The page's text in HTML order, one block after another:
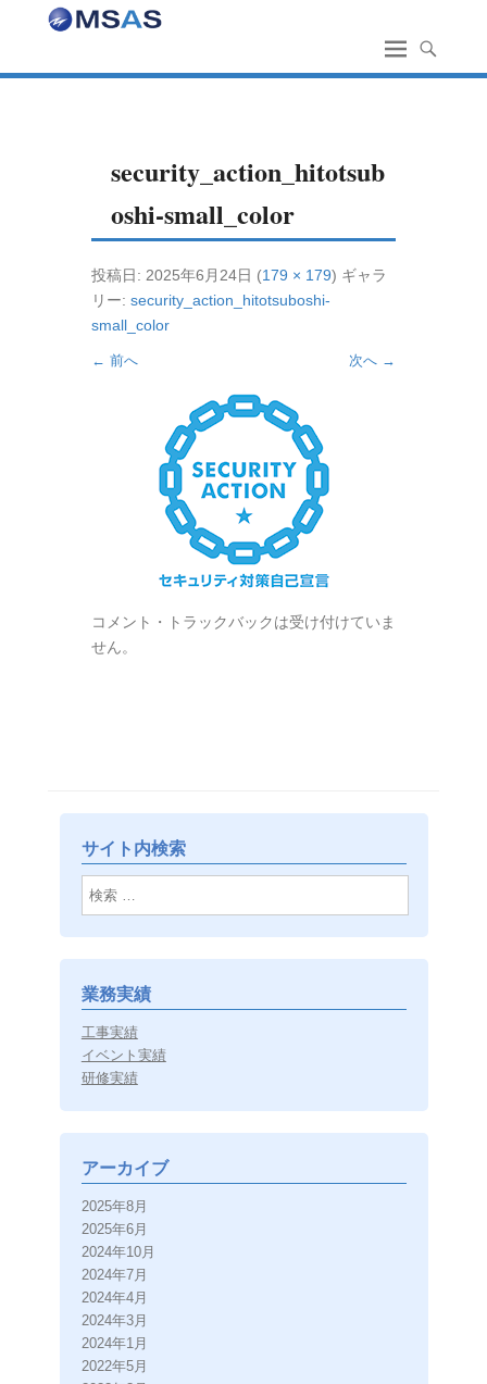
security_action_hitotsub
oshi-small_color
投稿日: 2025年6月24日 (179 × 179) ギャラ
リー: security_action_hitotsuboshi-
small_color
← 前へ 次へ →
コメント・トラックバックは受け付けていま
せん。
サイト内検索
検索
業務実績
工事実績
イベント実績
研修実績
アーカイブ
2025年8月
2025年6月
2024年10月
2024年7月
2024年4月
2024年3月
2024年1月
2022年5月